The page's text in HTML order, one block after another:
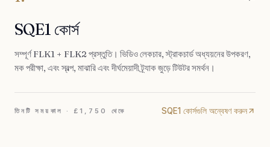
SQE1 কোর্স
সম্পূর্ণ FLK1 + FLK2 প্রস্তুতি। ভিডিও লেকচার, স্ট্রাকচার্ড অধ্যয়নের উপকরণ,
মক পরীক্ষা, এবং স্বল্প, মাঝারি এবং দীর্ঘমেয়াদী ট্র্যাক জুড়ে টিউটর সমর্থন।
তিনটি সময়কাল · £1,750 থেকে SQE1 কোর্সগুলি অন্বেষণ করুন